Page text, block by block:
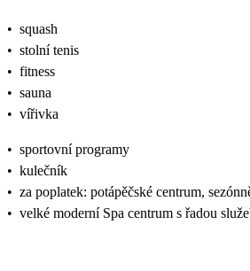
• squash
• stolní tenis
• fitness
• sauna
• vířivka
• sportovní programy
• kulečník
• za poplatek: potápěčské centrum,
• velké moderní Spa centrum s řadou